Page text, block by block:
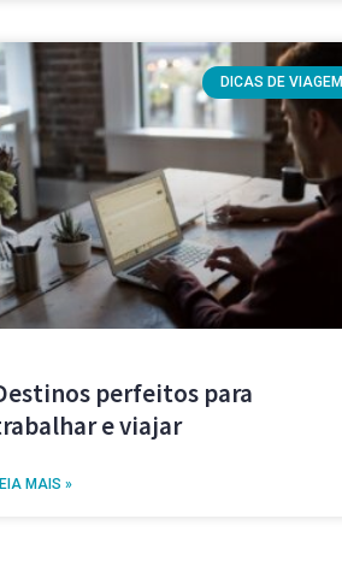
DICAS DE VIAGEM
perfeitos para
e viajar
MAIS »